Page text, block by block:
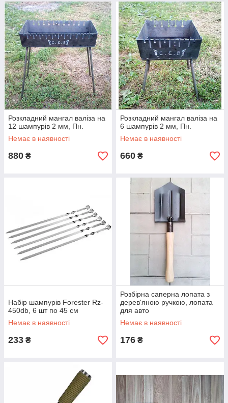
Розкладний мангал валіза на
12 шампурів 2 мм, Пн.
Немає в наявності
880 ₴
Розкладний мангал валіза на
6 шампурів 2 мм, Пн.
Немає в наявності
660 ₴
Набір шампурів Forester Rz-
450db, 6 шт по 45 см
Немає в наявності
233 ₴
Розбірна саперна лопата з
дерев'яною ручкою, лопата
для авто
Немає в наявності
176 ₴